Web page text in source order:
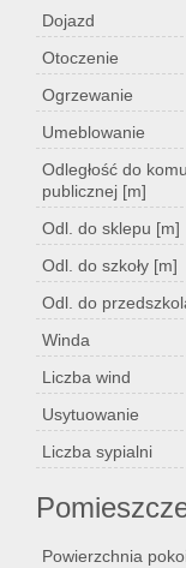
Dojazd
Otoczenie
Ogrzewanie
Umeblowanie
Odległość do
publicznej [m]
Odl. do sklepu [m]
Odl. do szkoły [m]
Odl. do
Winda
Liczba wind
Usytuowanie
Liczba sypialni
Powierzchnia